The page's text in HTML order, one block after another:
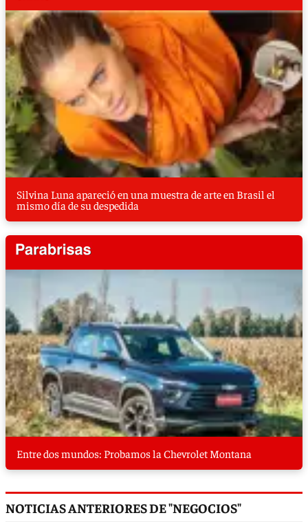
Silvina Luna apareció en una muestra de arte en Brasil el
mismo día de su despedida
Entre dos mundos: Probamos la Chevrolet Montana
NOTICIAS ANTERIORES DE "NEGOCIOS"